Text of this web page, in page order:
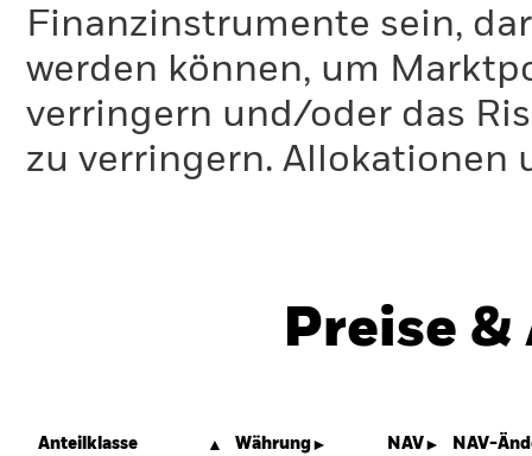
Finanzinstrumente sein,
werden können, um
verringern und/oder das
zu verringern. Allokationen
Preise
Anteilklasse Währung NAV NAV-